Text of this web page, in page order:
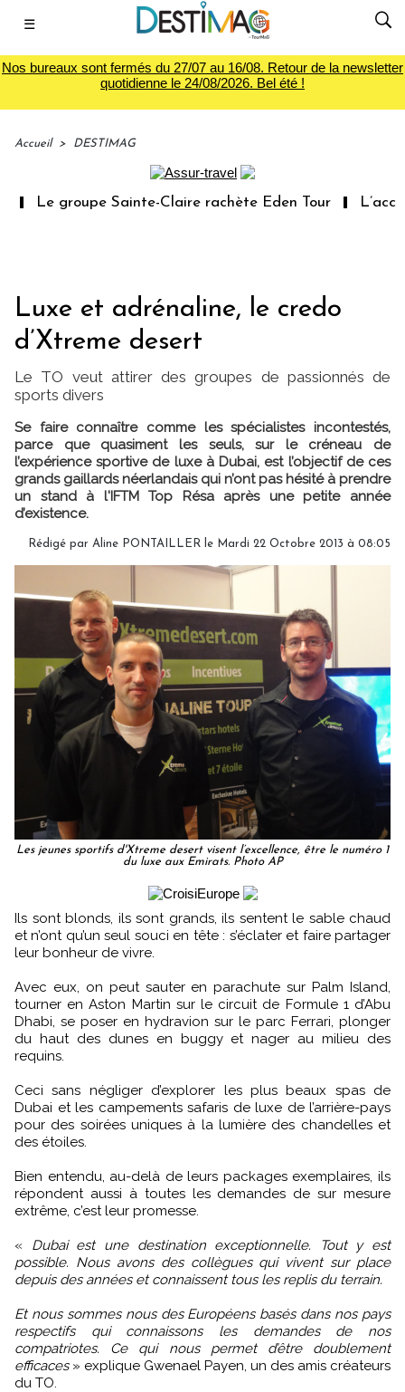
☰
Nos bureaux sont fermés du 27/07 au 16/08. Retour de la newsletter
quotidienne le 24/08/2026. Bel été !
Accueil > DESTIMAG
Le groupe Sainte-Claire rachète Eden Tour
Luxe et adrénaline, le credo
d’Xtreme desert
Le TO veut attirer des groupes de passionnés de
sports divers
Se faire connaître comme les spécialistes incontestés,
parce que quasiment les seuls, sur le créneau de
l’expérience sportive de luxe à Dubai, est l’objectif de ces
grands gaillards néerlandais qui n’ont pas hésité à prendre
un stand à l'IFTM Top Résa après une petite année
d’existence.
Rédigé par Aline PONTAILLER le Mardi 22 Octobre 2013 à 08:05
Les jeunes sportifs d'Xtreme desert visent l’excellence, être le numéro 1
du luxe aux Emirats. Photo AP
Ils sont blonds, ils sont grands, ils sentent le sable chaud
et n’ont qu’un seul souci en tête : s’éclater et faire partager
leur bonheur de vivre.
Avec eux, on peut sauter en parachute sur Palm Island,
tourner en Aston Martin sur le circuit de Formule 1 d’Abu
Dhabi, se poser en hydravion sur le parc Ferrari, plonger
du haut des dunes en buggy et nager au milieu des
requins.
Ceci sans négliger d’explorer les plus beaux spas de
Dubai et les campements safaris de luxe de l’arrière-pays
pour des soirées uniques à la lumière des chandelles et
des étoiles.
Bien entendu, au-delà de leurs packages exemplaires, ils
répondent aussi à toutes les demandes de sur mesure
extrême, c’est leur promesse.
« Dubai est une destination exceptionnelle. Tout y est
possible. Nous avons des collègues qui vivent sur place
depuis des années et connaissent tous les replis du terrain.
Et nous sommes nous des Européens basés dans nos pays
respectifs qui connaissons les demandes de nos
compatriotes. Ce qui nous permet d’être doublement
efficaces » explique Gwenael Payen, un des amis créateurs
du TO.